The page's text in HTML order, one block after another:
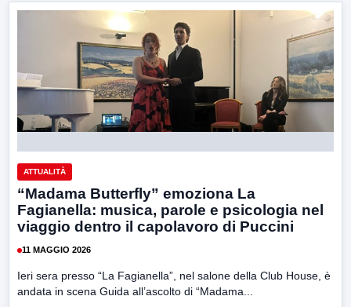
ATTUALITÀ
“Madama Butterfly” emoziona La
Fagianella: musica, parole e psicologia nel
viaggio dentro il capolavoro di Puccini
11 MAGGIO 2026
Ieri sera presso “La Fagianella”, nel salone della Club House, è
andata in scena Guida all’ascolto di “Madama...